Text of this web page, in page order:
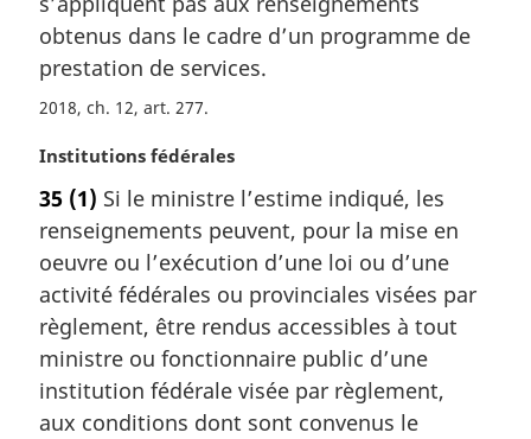
:
e
m
a
r
g
n
a
l
e
:
obtenus dans le cadre d’un programme de
prestation de services.
2018, ch. 12, art. 277
N
t
e
m
a
g
i
n
a
Institutions fédérales
35 (1) Si le ministre l’estime indiqué, les
renseignements peuvent, pour la mise en
oeuvre ou l’exécution d’une loi ou d’une
activité fédérales ou provinciales visées par
règlement, être rendus accessibles à tout
ministre ou fonctionnaire public d’une
institution fédérale visée par règlement,
aux conditions dont sont convenus le